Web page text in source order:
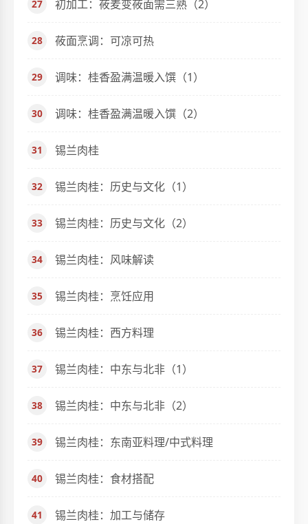
初加工：莜麦变莜面需三熟（2）
莜面烹调：可凉可热
调味：桂香盈满温暖入馔（1）
调味：桂香盈满温暖入馔（2）
锡兰肉桂
锡兰肉桂：历史与文化（1）
锡兰肉桂：历史与文化（2）
锡兰肉桂：风味解读
锡兰肉桂：烹饪应用
锡兰肉桂：西方料理
锡兰肉桂：中东与北非（1）
锡兰肉桂：中东与北非（2）
锡兰肉桂：东南亚料理/中式料理
锡兰肉桂：食材搭配
锡兰肉桂：加工与储存